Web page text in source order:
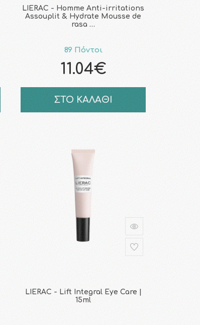
LIERAC - Homme Anti-irritations
Assouplit & Hydrate Mousse de
rasa …
89 Πόντοι
11.04€
ΣΤΟ ΚΑΛΑΘΙ
LIERAC - Lift Integral Eye Care |
15ml